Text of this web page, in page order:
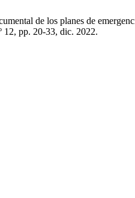
de los planes de
12, pp. 20-33, dic. 2022.